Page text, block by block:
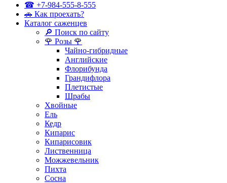
☎ +7-984-555-8-555
🚗 Как проехать?
Каталог саженцев
🔎 Поиск по сайту
🌹 Розы 🌹
Чайно-гибридные
Английские
Флорибунда
Грандифлора
Плетистые
Шрабы
Хвойные
Ель
Кедр
Кипарис
Кипарисовик
Лиственница
Можжевельник
Пихта
Сосна